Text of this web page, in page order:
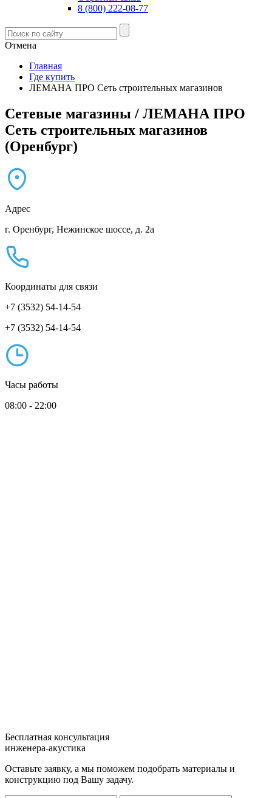
8 (800) 222-08-77
Отмена
Главная
Где купить
ЛЕМАНА ПРО Сеть строительных магазинов
Сетевые магазины / ЛЕМАНА ПРО
Сеть строительных магазинов
(Оренбург)
Адрес
г. Оренбург, Нежинское шоссе, д. 2а
Координаты для связи
+7 (3532) 54-14-54
+7 (3532) 54-14-54
Часы работы
08:00 - 22:00
Бесплатная консультация
инженера-акустика
Оставьте заявку, а мы поможем подобрать материалы и
конструкцию под Вашу задачу.